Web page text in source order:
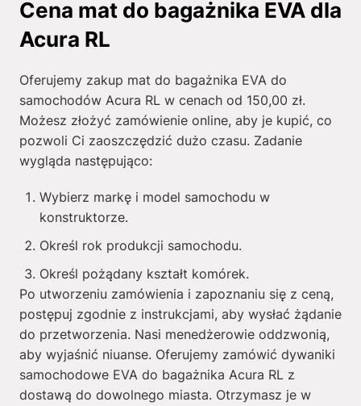
Cena mat do bagażnika EVA dla
Acura RL
Oferujemy zakup mat do bagażnika EVA do
samochodów Acura RL w cenach od 150,00 zł.
Możesz złożyć zamówienie online, aby je kupić, co
pozwoli Ci zaoszczędzić dużo czasu. Zadanie
wygląda następująco:
Wybierz markę i model samochodu w
konstruktorze.
Określ rok produkcji samochodu.
Określ pożądany kształt komórek.
Po utworzeniu zamówienia i zapoznaniu się z ceną,
postępuj zgodnie z instrukcjami, aby wysłać żądanie
do przetworzenia. Nasi menedżerowie oddzwonią,
aby wyjaśnić niuanse. Oferujemy zamówić dywaniki
samochodowe EVA do bagażnika Acura RL z
dostawą do dowolnego miasta. Otrzymasz je w